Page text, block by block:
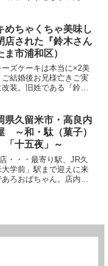
めちゃくちゃ美味し
された『鈴木さん
市浦和区）
ズケーキは本当に×2美
結婚後お兄様亡きご実
装。旧姓である『鈴
され続けた駄菓子屋『鈴
年...
県久留米市・高良内
～和・駄（菓子）
十五夜」～
・・・最寄り駅、JR久
学前」駅まで迎えに来
ろおばちゃん。店内に